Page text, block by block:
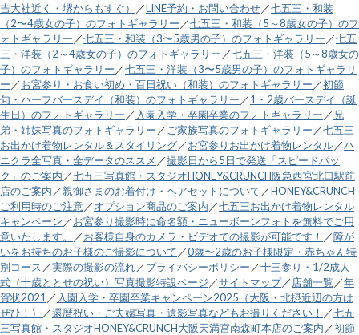
吉大社近く・堺からもすぐ）
／LINE予約・お問い合わせ／七五三・和装
（2〜4歳女の子）のフォトギャラリー ／七五三・和装（5～8歳女の子）のフ
ォトギャラリー ／七五三・和装（3〜5歳男の子）のフォトギャラリー ／七五
三・洋装（2～4歳女の子）のフォトギャラリー ／七五三・洋装（5～8歳女の
子）のフォトギャラリー ／七五三・洋装（3〜5歳男の子）のフォトギャラリ
ー ／お宮参り・お食い初め・百日祝い（和装）のフォトギャラリー ／初節
句・ハーフバースデイ（和装）のフォトギャラリー ／1・2歳バースデイ（誕
生日）のフォトギャラリー ／ 入園入学・卒園卒業のフォトギャラリー ／ 兄
弟・姉妹写真のフォトギャラリー ／ ご家族写真のフォトギャラリー ／七五三
お出かけ着物レンタル＆スタイリング／お宮参りお出かけ着物レンタル／ハ
ニクラ全写真・全データのススメ ／撮影日から5日で発送「スピードパッ
ク」のご案内 ／七五三写真館・スタジオHONEY&CRUNCH阪急西宮北口駅前
店のご案内 ／親御さまのお着付け・ヘアセットについて ／HONEY&CRUNCH
ご利用時のご注意／オプション商品のご案内 ／七五三お出かけ着物レンタル
キャンペーン ／お宮参り撮影時に命名額・ニューボーンフォトを無料でご用
意いたします。
／お客様自身のカメラ・ビデオでの撮影が可能です！ ／障が
いをお持ちのお子様のご撮影について ／0歳〜2歳のお子様限定・赤ちゃん特
別コース ／実際の撮影の流れ／プライバシーポリシー ／十三参り・1/2成人
式（十歳ととせの祝い）写真撮影特設ページ ／サイトマップ／ 店舗一覧 ／年
賀状2021 ／ 入園入学・卒園卒業キャンペーン2025（大阪・北摂近辺の方は
ぜひ！）
／還暦祝い・ご夫婦写真・遺影写真などもお撮りください！ ／七五
三写真館・スタジオHONEY&CRUNCH大阪天満宮南森町本店のご案内 ／初節